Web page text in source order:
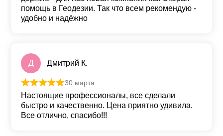
помощь в Геодезии. Так что всем рекомендую -
удобно и надёжно
Д Дмитрий К.
Оценка 5 из 5
30 марта
Настоящие профессионалы, все сделали
быстро и качественно. Цена приятно удивила.
Все отлично, спасибо!!!